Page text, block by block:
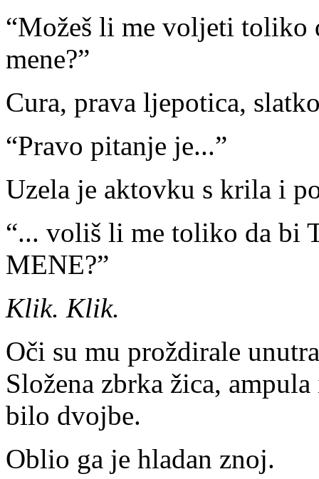
“Možeš li me voljeti toliko
mene?”
Cura, prava ljepotica,
“Pravo pitanje je...”
Uzela je aktovku s krila i
“... voliš li me toliko da bi
MENE?”
Klik. Klik.
Oči su mu proždirale
Složena zbrka žica,
bilo dvojbe.
Oblio ga je hladan znoj.